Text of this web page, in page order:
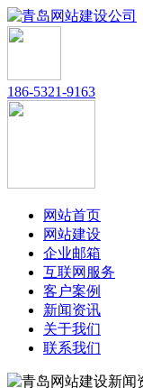
186-5321-9163
网站首页
网站建设
企业邮箱
互联网服务
客户案例
新闻资讯
关于我们
联系我们